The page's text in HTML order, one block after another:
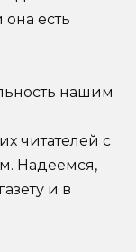
она есть
нашим
читателей с
Надеемся,
и в